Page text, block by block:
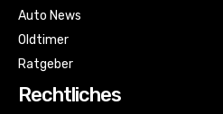
Auto News
Oldtimer
Ratgeber
Rechtliches